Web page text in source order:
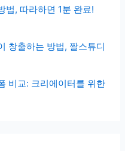
법, 따라하면 1분 완료!
창출하는 방법, 짤스튜디
비교: 크리에이터를 위한